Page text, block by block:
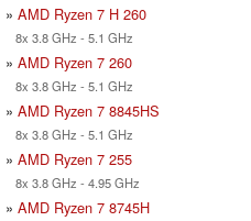
» AMD Ryzen 7 H 260
8x 3.8 GHz - 5.1 GHz
» AMD Ryzen 7 260
8x 3.8 GHz - 5.1 GHz
» AMD Ryzen 7 8845HS
8x 3.8 GHz - 5.1 GHz
» AMD Ryzen 7 255
8x 3.8 GHz - 4.95 GHz
» AMD Ryzen 7 8745H